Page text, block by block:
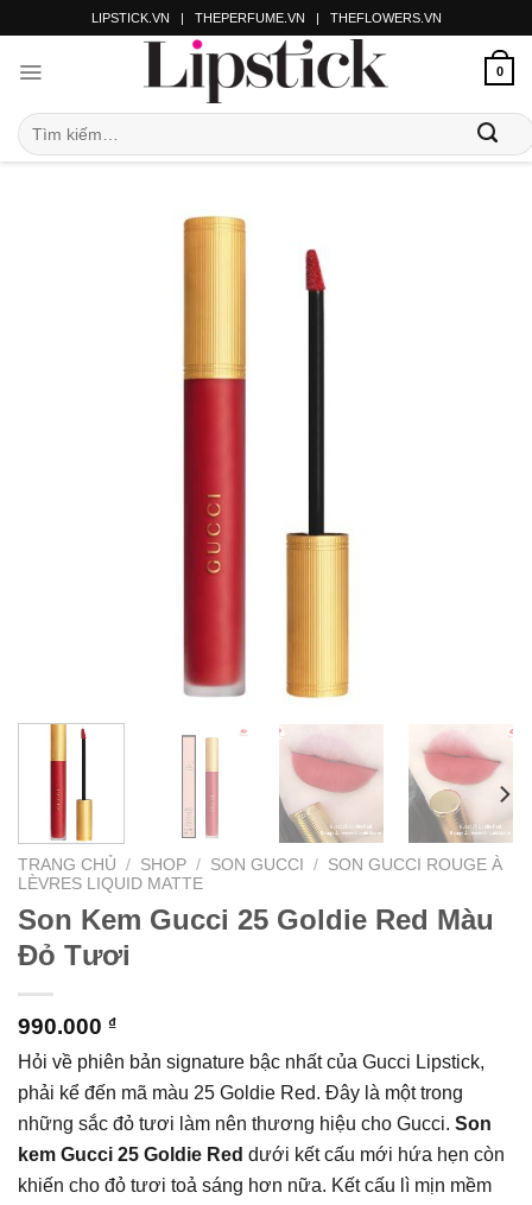
LIPSTICK.VN | THEPERFUME.VN | THEFLOWERS.VN
0
TRANG CHỦ / SHOP / SON GUCCI / SON GUCCI ROUGE À
LÈVRES LIQUID MATTE
Son Kem Gucci 25 Goldie Red Màu
Đỏ Tươi
990.000 ₫
Hỏi về phiên bản signature bậc nhất của Gucci Lipstick,
phải kể đến mã màu 25 Goldie Red. Đây là một trong
những sắc đỏ tươi làm nên thương hiệu cho Gucci. Son
kem Gucci 25 Goldie Red dưới kết cấu mới hứa hẹn còn
khiến cho đỏ tươi toả sáng hơn nữa. Kết cấu lì mịn mềm